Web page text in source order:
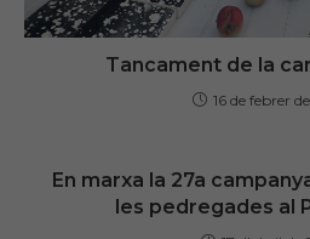
Tancament de la
16 de febrer
En marxa la 27a
les pedregades al